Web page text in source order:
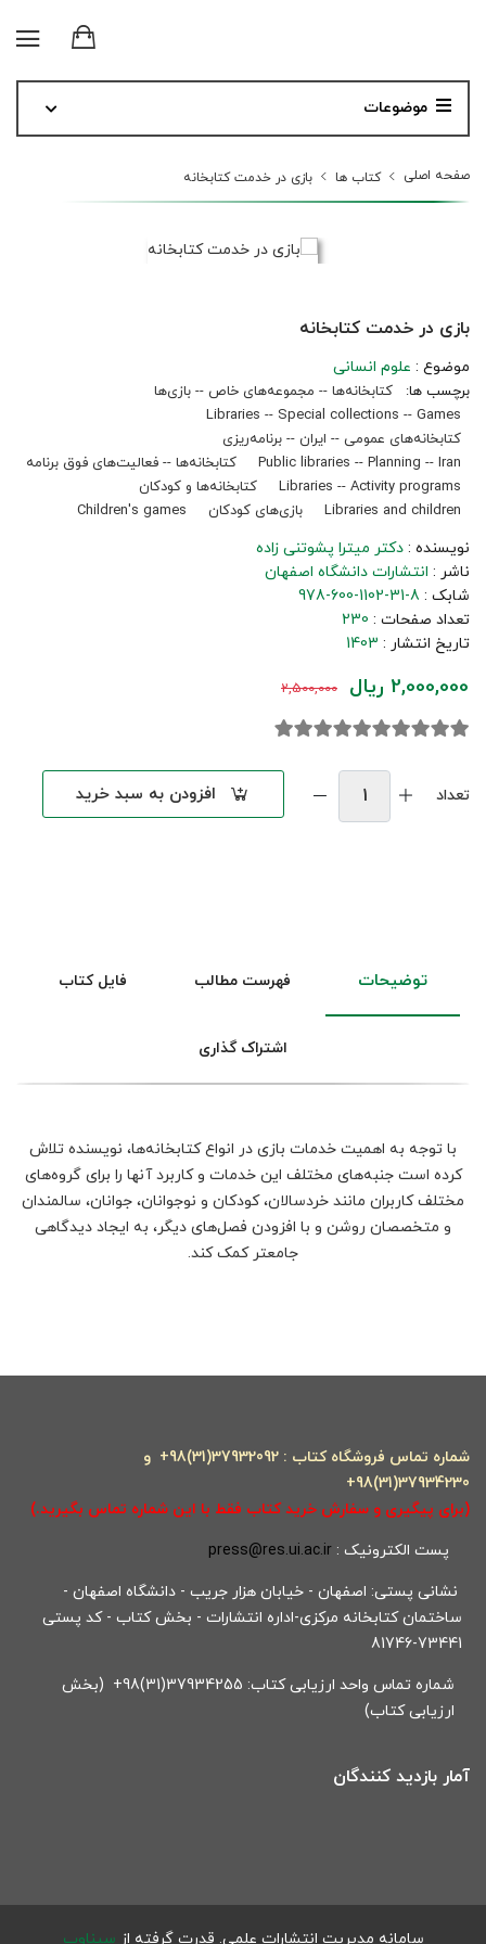
موضوعات
صفحه اصلی کتاب ها بازی در خدمت کتابخانه
بازی در خدمت کتابخانه
موضوع : علوم انسانی
برچسب ها:
کتابخانه‌ها -- مجموعه‌های خاص -- بازی‌ها
Libraries -- Special collections -- Games
کتابخانه‌های عمومی -- ایران -- برنامه‌ریزی
Public libraries -- Planning -- Iran
کتابخانه‌ها -- فعالیت‌های فوق برنامه
Libraries -- Activity programs
کتابخانه‌ها و کودکان
Libraries and children
بازی‌های کودکان Children's games
نویسنده : دکتر میترا پشوتنی زاده
ناشر : انتشارات دانشگاه اصفهان
شابک : 978-600-1102-31-8
تعداد صفحات : 230
تاریخ انتشار : 1403
2,000,000 ریال 2,500,000
تعداد افزودن به سبد خرید
توضیحات فهرست مطالب فایل کتاب
اشتراک گذاری
با توجه به اهمیت خدمات بازی در انواع کتابخانه‌ها، نویسنده تلاش
کرده است جنبه‌های مختلف این خدمات و کاربرد آن‏ها را برای گروه‌های
مختلف کاربران مانند خردسالان، کودکان و نوجوانان، جوانان، سالمندان
و متخصصان روشن و با افزودن فصل‌های دیگر، به ایجاد دیدگاهی
جامع‏تر کمک کند.
شماره تماس فروشگاه کتاب : 37932092(31)98+ و
37934230(31)98+
(برای پیگیری و سفارش خرید کتاب فقط با این شماره تماس بگیرید.)
پست الکترونیک : press@res.ui.ac.ir
نشانی پستی: اصفهان - خیابان هزار جریب - دانشگاه اصفهان -
ساختمان کتابخانه مرکزی-اداره انتشارات - بخش کتاب - کد پستی
73441-81746
شماره تماس واحد ارزیابی کتاب: 37934255(31)98+ (بخش
ارزیابی کتاب)
آمار بازدید کنندگان
سامانه مدیریت انتشارات علمی. قدرت گرفته از سیناوب